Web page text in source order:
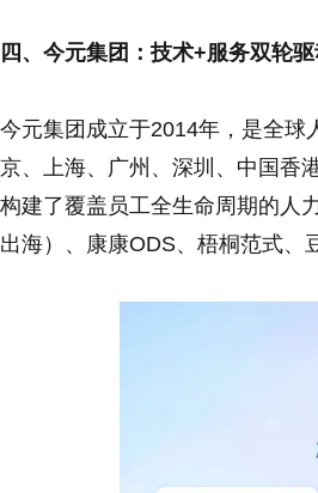
四、今元集团：技术+服务双轮
今元集团成立于2014年，是全球
京、上海、广州、深圳、中国香
构建了覆盖员工全生命周期的人
出海）、康康ODS、梧桐范式、